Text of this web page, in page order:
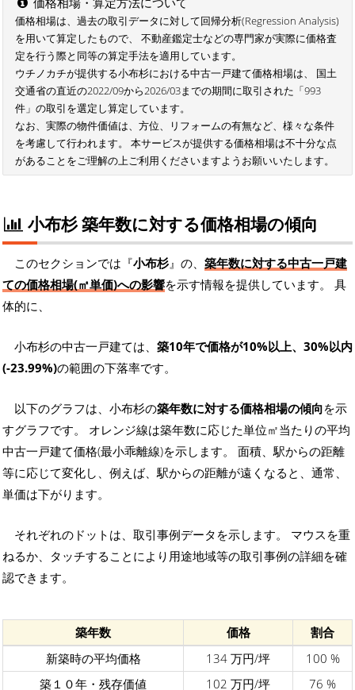
価格相場は、過去の取引データに対して回帰分析(Regression Analysis)
を用いて算定したもので、 不動産鑑定士などの専門家が実際に価格査
定を行う際と同等の算定手法を適用しています。
ウチノカチが提供する小布杉における中古一戸建て価格相場は、 国土
交通省の直近の2022/09から2026/03までの期間に取引された「993
件」の取引を選定し算定しています。
なお、実際の物件価値は、方位、リフォームの有無など、様々な条件
を考慮して行われます。 本サービスが提供する価格相場は不十分な点
があることをご理解の上ご利用くださいますようお願いいたします。
小布杉 築年数に対する価格相場の傾向
このセクションでは『小布杉』の、 築年数に対する中古一戸建
ての価格相場(㎡単価)への影響を示す情報を提供しています。 具
体的に、
小布杉の中古一戸建ては、 築10年で価格が10%以上、30%以内
(-23.99%)の範囲の下落率です。
以下のグラフは、小布杉の築年数に対する価格相場の傾向を示
すグラフです。 オレンジ線は築年数に応じた単位㎡当たりの平均
中古一戸建て価格(最小乖離線)を示します。 面積、駅からの距離
等に応じて変化し、例えば、駅からの距離が遠くなると、通常、
単価は下がります。
それぞれのドットは、取引事例データを示します。 マウスを重
ねるか、タッチすることにより用途地域等の取引事例の詳細を確
認できます。
築年数 価格
割合
新築時の平均価格
134 万円/坪
100 %
築１０年・残存価値
102 万円/坪 76 %